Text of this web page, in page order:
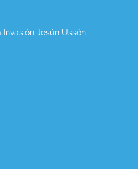
Jesún Ussón